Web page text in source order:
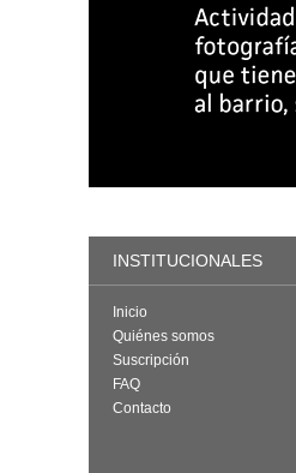
INSTITUCIONALES
Inicio
Quiénes somos
Suscripción
FAQ
Contacto